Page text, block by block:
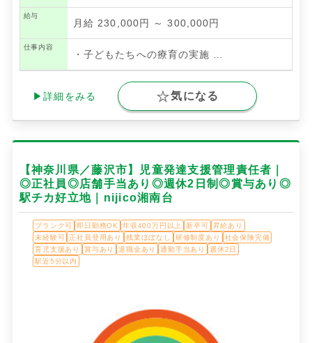
給与
月給 230,000円 ～ 300,000円
仕事内容
・子どもたちへの療育の実施
▶詳細をみる 気になる
【神奈川県／藤沢市】児童発達支援管理責任者｜
◎正社員◎店舗手当あり◎週休2日制◎賞与あり◎
駅チカ好立地｜nijico湘南台
ブランク可 即日勤務OK 年収400万円以上 新卒可
昇給あり
未経験可 正社員登用あり 残業ほぼなし 研修制度あり
社会保険完備
育児支援あり
賞与あり 退職金あり 通勤手当あり
週休2日
駅近5分以内